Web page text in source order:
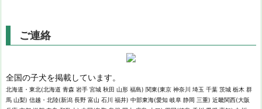
ご連絡
全国の子犬を掲載しています。
北海道・東北(北海道 青森 岩手 宮城 秋田 山形 福島) 関東(東京 神奈川 埼玉 千葉 茨城 栃木 群
馬 山梨) 信越・北陸(新潟 長野 富山 石川 福井) 中部東海(愛知 岐阜 静岡 三重) 近畿関西(大阪